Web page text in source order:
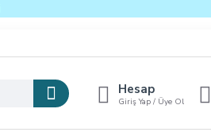
Hesap
Giriş Yap / Üye Ol